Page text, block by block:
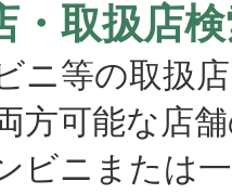
・取扱店
ニ等の取扱
方可能な店
または一